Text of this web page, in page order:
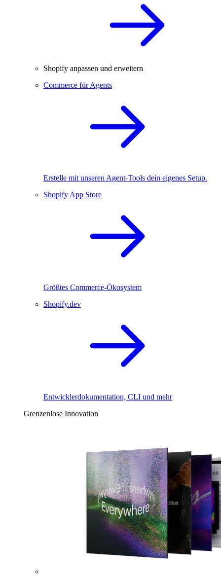
Shopify anpassen und erweitern
Commerce für Agents
Erstelle mit unseren Agent-Tools dein eigenes Setup.
Shopify App Store
Größtes Commerce-Ökosystem
Shopify.dev
Entwicklerdokumentation, CLI und mehr
Grenzenlose Innovation